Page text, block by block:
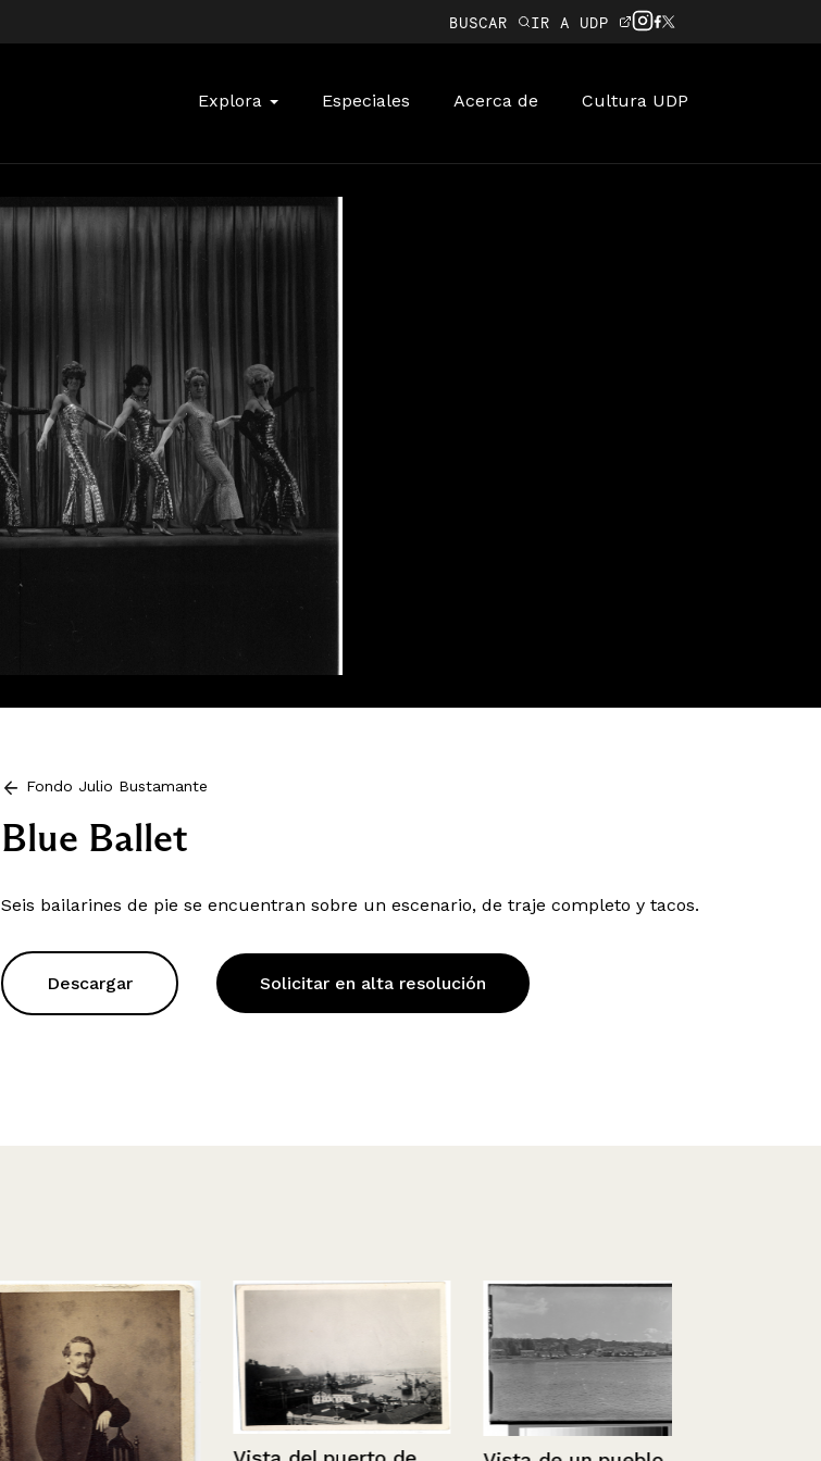
BUSCAR IR A UDP
Explora Especiales Acerca de Cultura UDP
Fondo Julio Bustamante
Blue Ballet
Seis bailarines de pie se encuentran sobre un escenario, de traje completo y tacos.
Descargar Solicitar en alta resolución